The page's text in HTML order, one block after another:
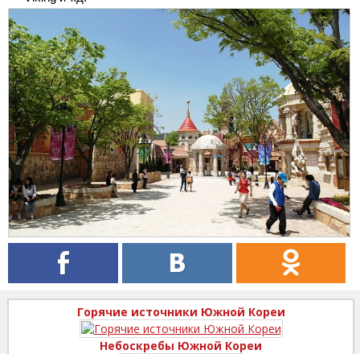
Горячие источники Южной Кореи
Небоскребы Южной Кореи